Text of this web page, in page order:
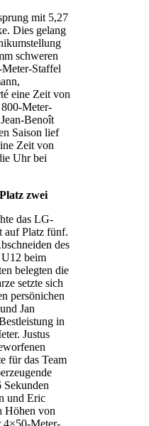
mit 5,27
Dies gelang
schweren
Staffel
eine Zeit von
Meter-
Benoît
Saison lief
Zeit von
Uhr bei
zwei
das LG-
auf Platz fünf.
des
beim
belegten die
setzte sich
persönichen
Jan
in
Justus
für das Team
und Eric
Höhen von
4×50-Meter-